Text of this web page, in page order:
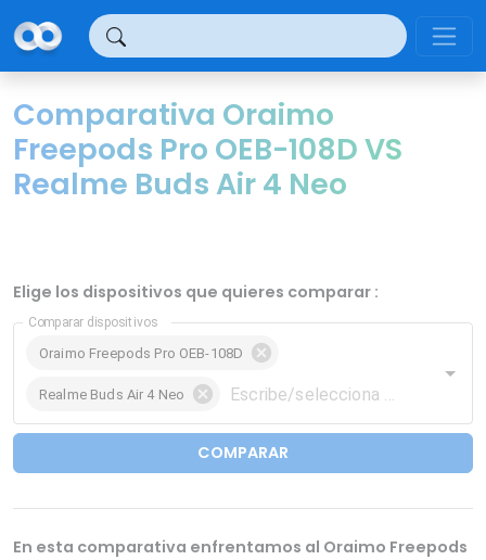
Comparativa Oraimo
Freepods Pro OEB-108D VS
Realme Buds Air 4 Neo
Elige los dispositivos que quieres comparar :
Comparar dispositivos
Oraimo Freepods Pro OEB-108D
Realme Buds Air 4 Neo
COMPARAR
En esta comparativa enfrentamos al Oraimo Freepods
Panel de gestión de cookies